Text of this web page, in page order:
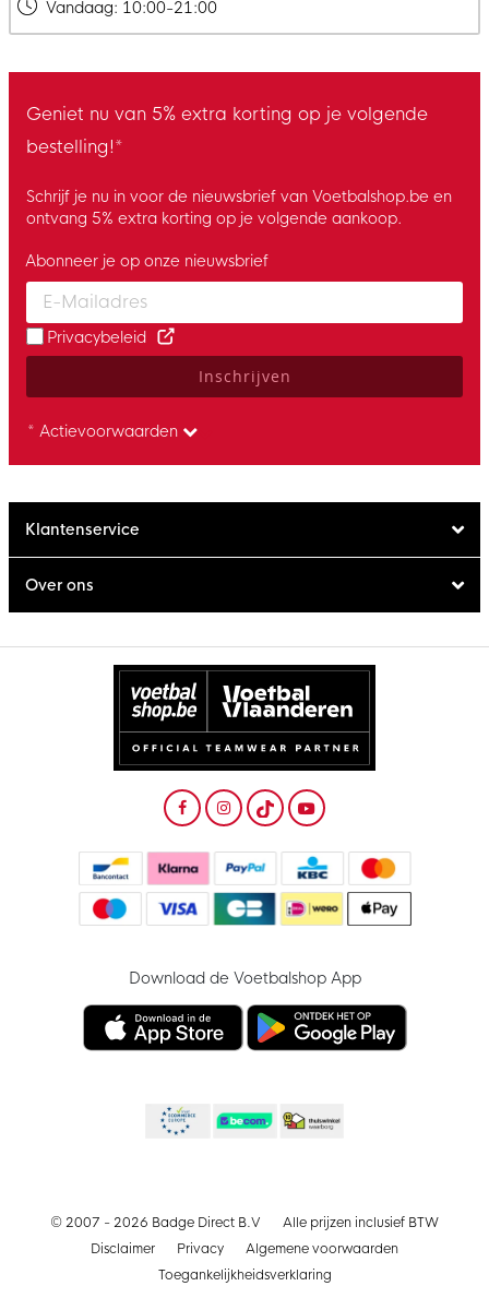
Vandaag: 10:00-21:00
Geniet nu van 5% extra korting op je volgende
bestelling!*
Schrijf je nu in voor de nieuwsbrief van Voetbalshop.be en
ontvang 5% extra korting op je volgende aankoop.
Enter your email and accept the privacy policy to subscribe to
Abonneer je op onze nieuwsbrief
Privacybeleid
Inschrijven
* Actievoorwaarden
Klantenservice
Over ons
Download de Voetbalshop App
© 2007 - 2026 Badge Direct B.V
Alle prijzen inclusief BTW
Disclaimer
Privacy
Algemene voorwaarden
Toegankelijkheidsverklaring